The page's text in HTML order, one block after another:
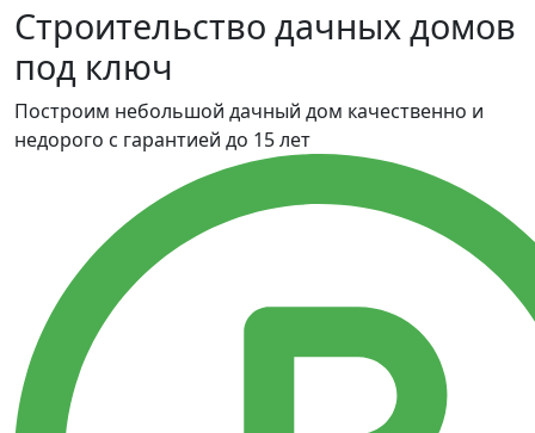
Строительство дачных домов
под ключ
Построим небольшой дачный дом качественно и
недорого с гарантией до 15 лет